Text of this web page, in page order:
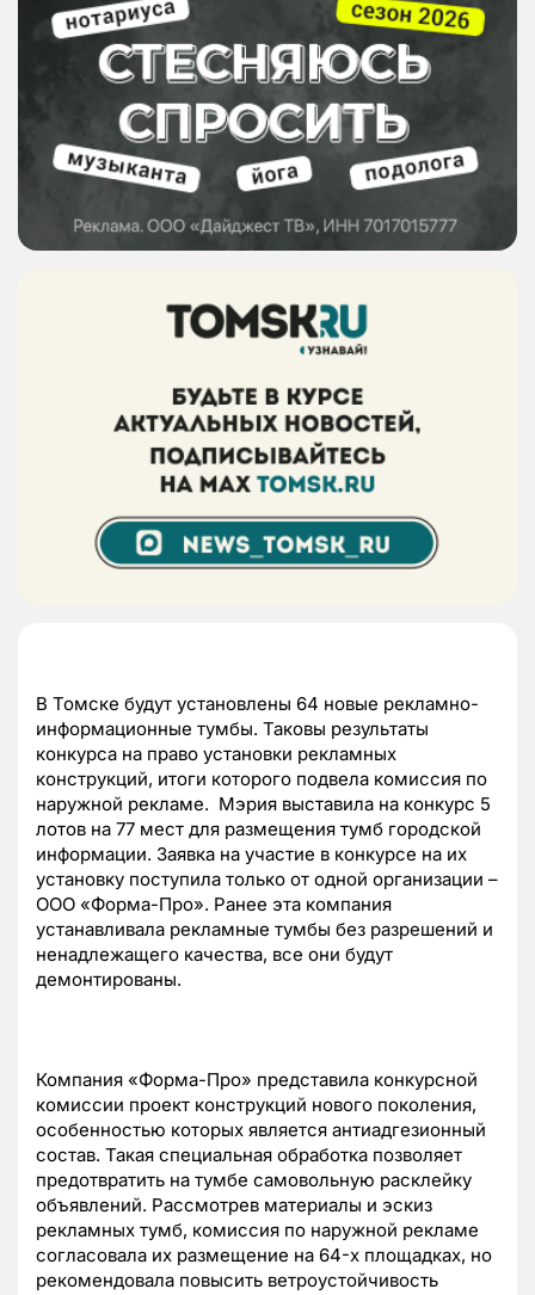
В Томске будут установлены 64 новые рекламно-
информационные тумбы. Таковы результаты
конкурса на право установки рекламных
конструкций, итоги которого подвела комиссия по
наружной рекламе. Мэрия выставила на конкурс 5
лотов на 77 мест для размещения тумб городской
информации. Заявка на участие в конкурсе на их
установку поступила только от одной организации –
ООО «Форма-Про». Ранее эта компания
устанавливала рекламные тумбы без разрешений и
ненадлежащего качества, все они будут
демонтированы.
Компания «Форма-Про» представила конкурсной
комиссии проект конструкций нового поколения,
особенностью которых является антиадгезионный
состав. Такая специальная обработка позволяет
предотвратить на тумбе самовольную расклейку
объявлений. Рассмотрев материалы и эскиз
рекламных тумб, комиссия по наружной рекламе
согласовала их размещение на 64-х площадках, но
рекомендовала повысить ветроустойчивость